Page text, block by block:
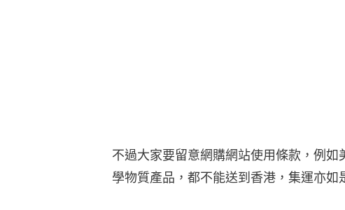
不過大家要留意網購網站使用條款，例
學物質產品，都不能送到香港，集運亦如